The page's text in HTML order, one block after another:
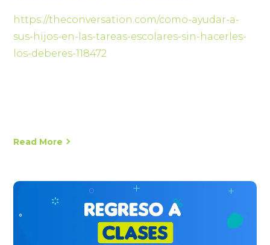
https://theconversation.com/como-ayudar-a-
sus-hijos-en-las-tareas-escolares-sin-hacerles-
los-deberes-118472
Read More